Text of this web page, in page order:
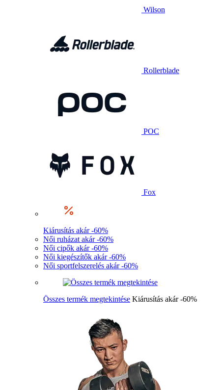
Wilson
Rollerblade
POC
Fox
Kiárusítás akár -60%
Női ruházat akár -60%
Női cipők akár -60%
Női kiegészítők akár -60%
Női sportfelszerelés akár -60%
Összes termék megtekintése Kiárusítás akár -60%